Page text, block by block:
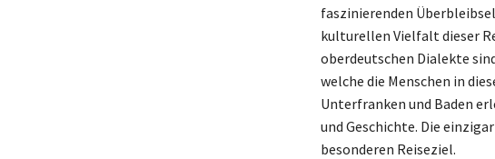
faszinierenden
kulturellen Vielfalt dieser
oberdeutschen Dialekte
welche die Menschen in
Unterfranken und Baden
und Geschichte. Die
besonderen Reiseziel.